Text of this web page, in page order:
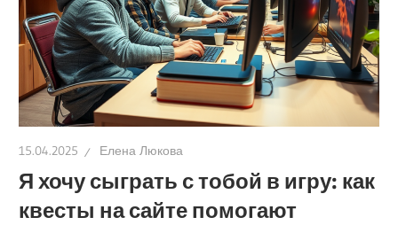
15.04.2025 Елена Люкова
Я хочу сыграть с тобой в игру: как
квесты на сайте помогают